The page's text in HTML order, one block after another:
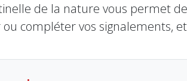
de la nature vous permet
compléter vos signalements,